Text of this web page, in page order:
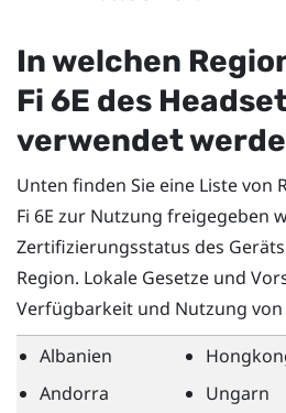
In welchen
Fi 6E des
verwendet
Unten finden Sie eine Liste von
Fi 6E zur Nutzung freigegeben
Zertifizierungsstatus des
Region. Lokale Gesetze und
Verfügbarkeit und Nutzung von
Albanien
Andorra
Ungarn